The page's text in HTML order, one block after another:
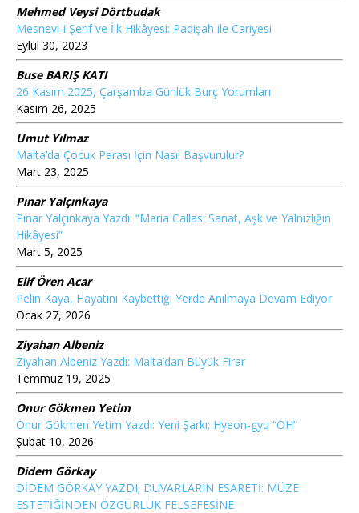
Mehmed Veysi Dörtbudak
Mesnevi-i Şerif ve İlk Hikâyesi: Padişah ile Cariyesi
Eylül 30, 2023
Buse BARIŞ KATI
26 Kasım 2025, Çarşamba Günlük Burç Yorumları
Kasım 26, 2025
Umut Yılmaz
Malta’da Çocuk Parası İçin Nasıl Başvurulur?
Mart 23, 2025
Pınar Yalçınkaya
Pınar Yalçınkaya Yazdı: “Maria Callas: Sanat, Aşk ve Yalnızlığın
Hikâyesi”
Mart 5, 2025
Elif Ören Acar
Pelin Kaya, Hayatını Kaybettiği Yerde Anılmaya Devam Ediyor
Ocak 27, 2026
Ziyahan Albeniz
Ziyahan Albeniz Yazdı: Malta’dan Büyük Firar
Temmuz 19, 2025
Onur Gökmen Yetim
Onur Gökmen Yetim Yazdı: Yeni Şarkı; Hyeon-gyu “OH”
Şubat 10, 2026
Didem Görkay
DİDEM GÖRKAY YAZDI; DUVARLARIN ESARETİ: MÜZE
ESTETİĞİNDEN ÖZGÜRLÜK FELSEFESİNE